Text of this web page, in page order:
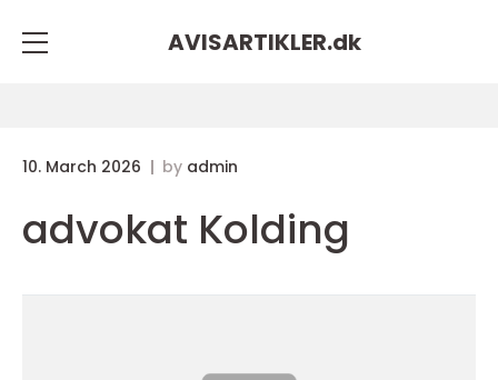
AVISARTIKLER.dk
10. March 2026 by admin
advokat Kolding